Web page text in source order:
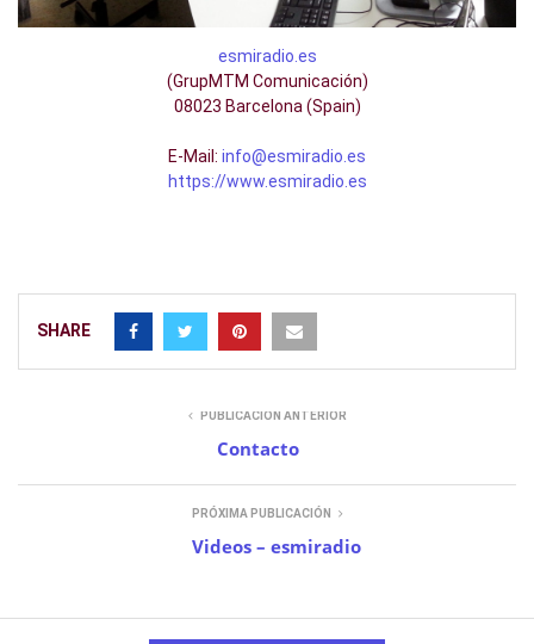
esmiradio.es
(GrupMTM Comunicación)
08023 Barcelona (Spain)
E-Mail: info@esmiradio.es
https://www.esmiradio.es
SHARE
PUBLICACIÓN ANTERIOR
Contacto
PRÓXIMA PUBLICACIÓN
Videos – esmiradio